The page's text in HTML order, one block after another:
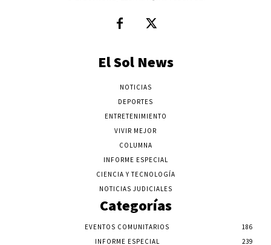
El Sol News
NOTICIAS
DEPORTES
ENTRETENIMIENTO
VIVIR MEJOR
COLUMNA
INFORME ESPECIAL
CIENCIA Y TECNOLOGÍA
NOTICIAS JUDICIALES
Categorías
EVENTOS COMUNITARIOS
186
INFORME ESPECIAL
239